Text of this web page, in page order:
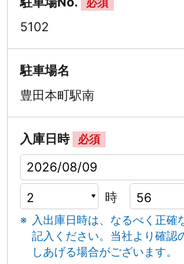
必須
5102
駐車場名
豊田本町駅南
入庫日時 必須
時
入出庫日時は、なるべく正確
記入ください。 当社より確認
しあげる場合がございます。